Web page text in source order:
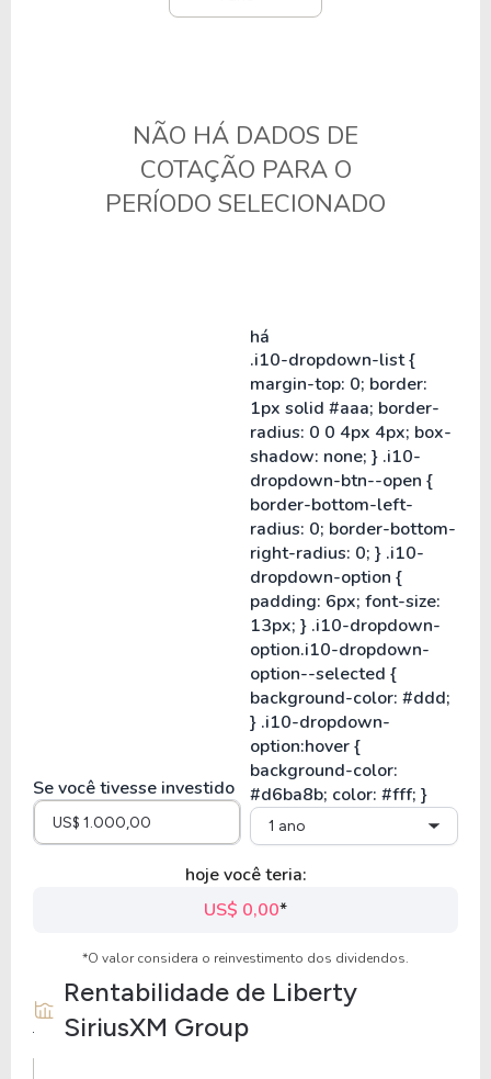
NÃO HÁ DADOS DE
COTAÇÃO PARA O
PERÍODO SELECIONADO
Se você tivesse investido
há
1 ano
hoje você teria:
US$ 0,00*
*O valor considera o reinvestimento dos dividendos.
Rentabilidade de Liberty
SiriusXM Group